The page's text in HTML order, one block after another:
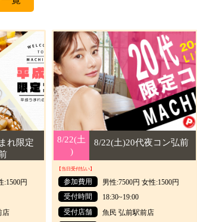
れ限定
:1500円
店
8/22(土
)
8/22(土
)
8/22(土)20代夜コン弘前
【当日受付払い】
参加費用
男性:7500円 女性:1500円
受付時間
18:30~19:00
受付店舗
魚民 弘前駅前店